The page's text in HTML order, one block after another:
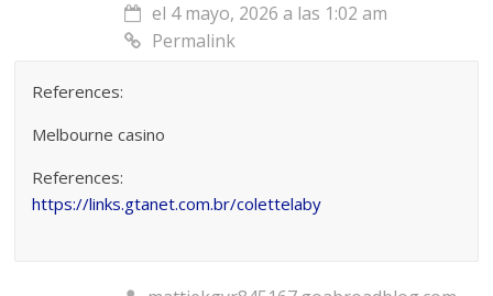
el 4 mayo, 2026 a las 1:02 am
Permalink
References:
Melbourne casino
References:
https://links.gtanet.com.br/colettelaby